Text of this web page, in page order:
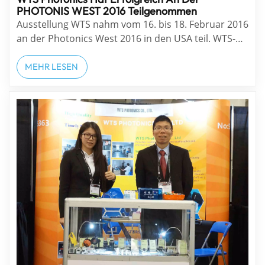
PHOTONIS WEST 2016 Teilgenommen
Ausstellung WTS nahm vom 16. bis 18. Februar 2016
an der Photonics West 2016 in den USA teil. WTS-
Standnummer ist: 4431. Die Gesamtzahl der
registrierten Besucher überstieg 22.000 und stellte
damit einen weiteren Rekord dar, ebenso wie die
Ph...
MEHR LESEN